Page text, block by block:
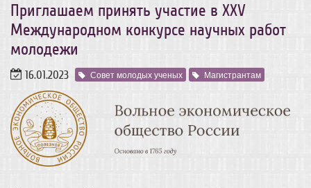
Приглашаем принять участие в ХХV
Международном конкурсе научных работ
молодежи
16.01.2023 Совет молодых ученых Магистрантам